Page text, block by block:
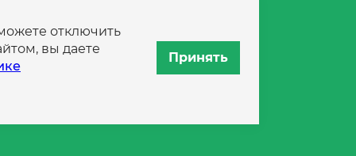
отключить
вы даете
Принять